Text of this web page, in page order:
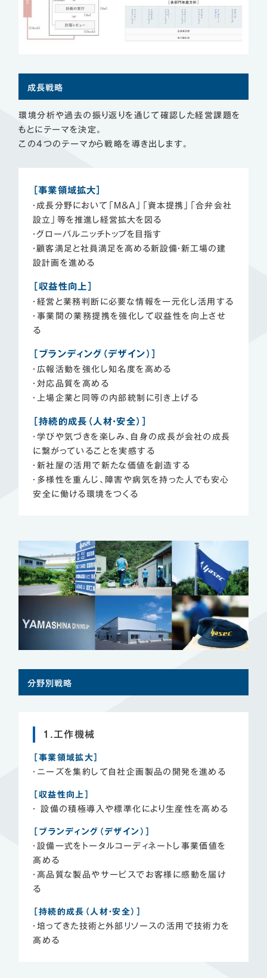
成長戦略
環境分析や過去の振り返りを通じて確認した経営課題を
もとにテーマを決定。
この4つのテーマから戦略を導き出します。
［事業領域拡大］
・成長分野において「M&A」「資本提携」「合弁会社
設立」等を推進し経営拡大を図る
・グローバルニッチトップを目指す
・顧客満足と社員満足を高める新設備・新工場の建
設計画を進める
［収益性向上］
・経営と業務判断に必要な情報を一元化し活用する
・事業間の業務提携を強化して収益性を向上させ
る
［ブランディング（デザイン）］
・広報活動を強化し知名度を高める
・対応品質を高める
・上場企業と同等の内部統制に引き上げる
［持続的成長（人材・安全）］
・学びや気づきを楽しみ、自身の成長が会社の成長
に繋がっていることを実感する
・新社屋の活用で新たな価値を創造する
・多様性を重んじ、障害や病気を持った人でも安心
安全に働ける環境をつくる
分野別戦略
1.工作機械
［事業領域拡大］
・ニーズを集約して自社企画製品の開発を進める
［収益性向上］
・ 設備の積極導入や標準化により生産性を高める
［ブランディング（デザイン）］
・設備一式をトータルコーディネートし事業価値を
高める
・高品質な製品やサービスでお客様に感動を届け
る
［持続的成長（人材・安全）］
・培ってきた技術と外部リソースの活用で技術力を
高める